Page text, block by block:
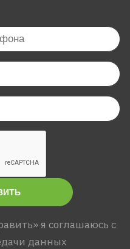
я соглашаюсь с
данных